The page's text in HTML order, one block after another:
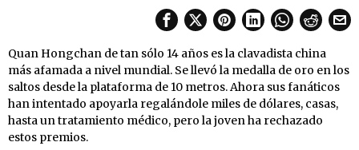
Quan Hongchan de tan sólo 14 años es la clavadista china
más afamada a nivel mundial. Se llevó la medalla de oro en los
saltos desde la plataforma de 10 metros. Ahora sus fanáticos
han intentado apoyarla regalándole miles de dólares, casas,
hasta un tratamiento médico, pero la joven ha rechazado
estos premios.